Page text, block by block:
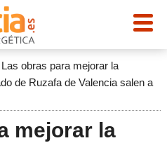
Las obras para mejorar la
de Ruzafa de Valencia salen a
mejorar la